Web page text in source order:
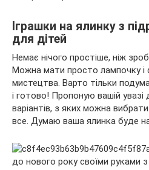
Іграшки на ялинку з
для дітей
Немає нічого простіше, ніж
Можна мати просто лампочку і
мистецтва. Варто тільки
і готово! Пропоную вашій увазі
варіантів, з яких можна
все. Думаю ваша ялинка буде